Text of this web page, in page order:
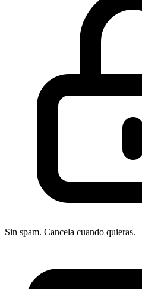
Sin spam. Cancela cuando quieras.